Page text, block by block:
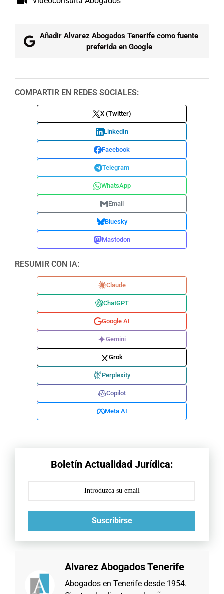
Añadir Alvarez Abogados Tenerife como fuente
preferida en Google
COMPARTIR EN REDES SOCIALES:
X (Twitter)
LinkedIn
Facebook
Telegram
WhatsApp
Email
Bluesky
Mastodon
RESUMIR CON IA:
Claude
ChatGPT
Google AI
Gemini
Grok
Perplexity
Copilot
Meta AI
Boletín Actualidad Jurídica:
Suscribirse
Alvarez Abogados Tenerife
Abogados en Tenerife desde 1954.